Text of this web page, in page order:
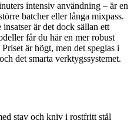
intensiv användning – är en
batcher eller långa mixpass.
är det dock sällan ett
får du här en mer robust
är högt, men det speglas i
det smarta verktygssystemet.
stav och kniv i rostfritt stål